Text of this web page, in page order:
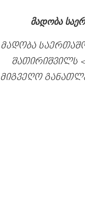
მადობა
მადობა
შათირიშვილს
მიგვეღო